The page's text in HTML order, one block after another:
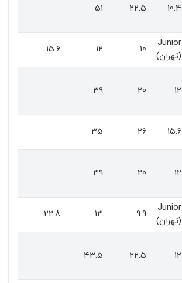
10.4
22.5
51
Junior
(تهران)
10
12
15.6
12
20
39
15.6
26
35
12
20
39
Junior
(تهران)
9.9
13
22.8
12
22.5
43.5